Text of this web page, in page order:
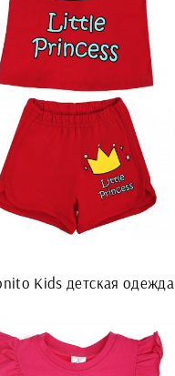
Kids детская одежда